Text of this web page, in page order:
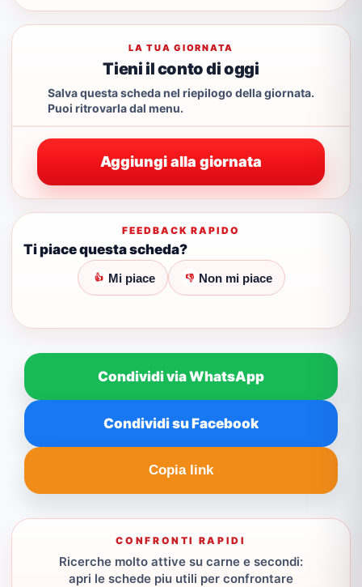
LA TUA GIORNATA
Tieni il conto di oggi
Salva questa scheda nel riepilogo della giornata.
Puoi ritrovarla dal menu.
Aggiungi alla giornata
FEEDBACK RAPIDO
Ti piace questa scheda?
👍 Mi piace 👎 Non mi piace
Condividi via WhatsApp
Condividi su Facebook
Copia link
CONFRONTI RAPIDI
Ricerche molto attive su carne e secondi:
apri le schede piu utili per confrontare